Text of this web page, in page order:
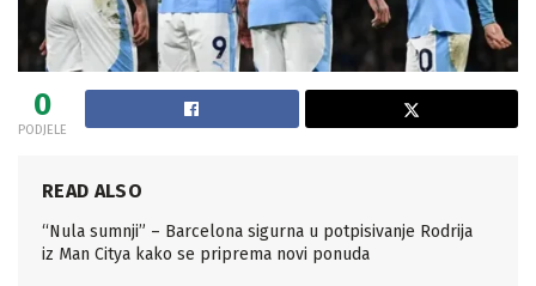
0
PODJELE
READ ALSO
“Nula sumnji” – Barcelona sigurna u potpisivanje Rodrija
iz Man Citya kako se priprema novi ponuda